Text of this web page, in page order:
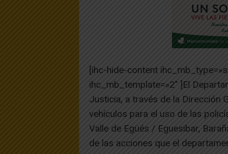
[ihc-hide-content
ihc_mb_template=»2″ ]El
Justicia, a través de la Dirección
vehículos para el uso de las
Valle de Egüés / Eguesibar,
de las acciones que el